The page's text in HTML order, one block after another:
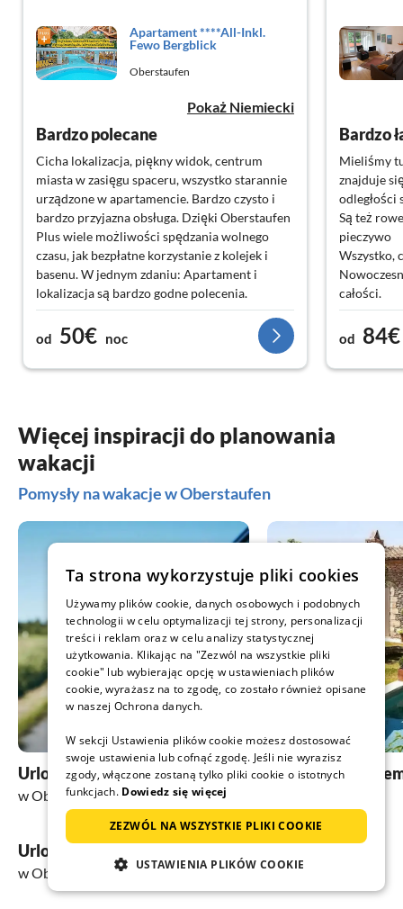
Apartament ****All-Inkl.
Fewo Bergblick
Oberstaufen
Pokaż Niemiecki
Bardzo polecane
Cicha lokalizacja, piękny widok, centrum
miasta w zasięgu spaceru, wszystko starannie
urządzone w apartamencie. Bardzo czysto i
bardzo przyjazna obsługa. Dzięki Oberstaufen
Plus wiele możliwości spędzania wolnego
czasu, jak bezpłatne korzystanie z kolejek i
basenu. W jednym zdaniu: Apartament i
lokalizacja są bardzo godne polecenia.
od 50€ noc
Bardzo
Mieliśmy
znajduje
odległości
Są też
pieczywo
Wszystko,
całości.
Jest tam
zrobić
czyste
od 84€
Więcej inspiracji do planowania
wakacji
Pomysły na wakacje w Oberstaufen
Urlop z psem
w Oberstaufen
Obiekty z
Urlop w górach
w Oberstaufen
Ta strona wykorzystuje pliki cookies
Używamy plików cookie, danych osobowych i podobnych
technologii w celu optymalizacji tej strony, personalizacji
treści i reklam oraz w celu analizy statystycznej
użytkowania. Klikając na "Zezwól na wszystkie pliki
cookie" lub wybierając opcję w ustawieniach plików
cookie, wyrażasz na to zgodę, co zostało również opisane
w naszej Ochrona danych.
W sekcji Ustawienia plików cookie możesz dostosować
swoje ustawienia lub cofnąć zgodę. Jeśli nie wyrazisz
zgody, włączone zostaną tylko pliki cookie o istotnych
funkcjach. Dowiedz się więcej
ZEZWÓL NA WSZYSTKIE PLIKI COOKIE
USTAWIENIA PLIKÓW COOKIE